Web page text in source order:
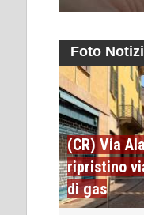
Foto
(CR) Via
ripristino
di gas